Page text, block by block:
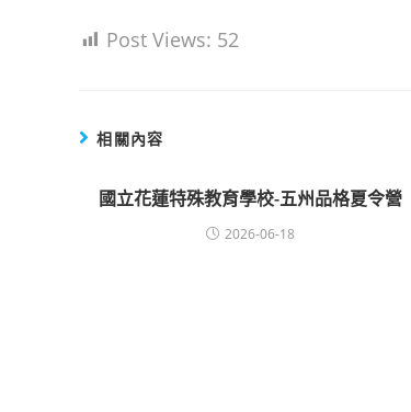
Post Views: 52
相關內容
國立花蓮特殊教育學校-五州品格夏令營
2026-06-18